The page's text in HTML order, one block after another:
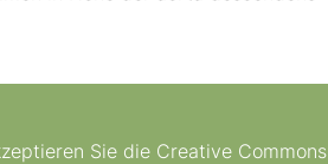
Sie die Creative Commons